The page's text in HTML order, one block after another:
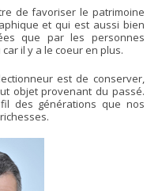
de favoriser le patrimoine
et qui est aussi bien
que par les personnes
il y a le coeur en plus.
est de conserver,
objet provenant du passé.
des générations que nos